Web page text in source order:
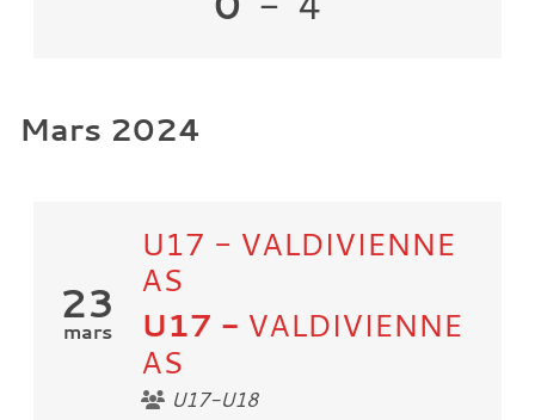
Mars 2024
23
mars
U17 - VALDIVIENNE
AS
U17 - VALDIVIENNE
AS
U17-U18